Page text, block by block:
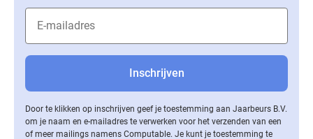
Door te klikken op inschrijven geef je toestemming aan Jaarbeurs B.V.
om je naam en e-mailadres te verwerken voor het verzenden van een
of meer mailings namens Computable. Je kunt je toestemming te